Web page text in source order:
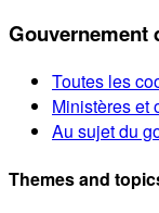
Gouvernement
Toutes les
Ministères et
Au sujet du
Themes and